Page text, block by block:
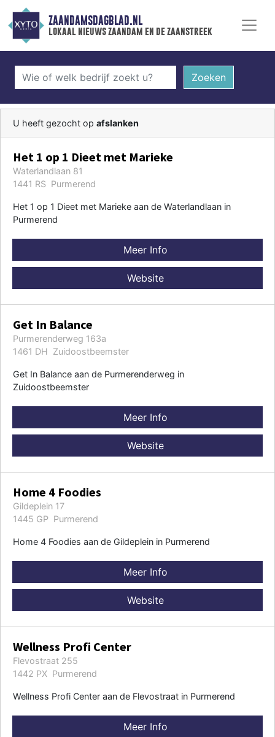
ZAANDAMSDAGBLAD.NL
lokaal nieuws zaandam en de zaanstreek
Zoeken
U heeft gezocht op afslanken
Het 1 op 1 Dieet met Marieke
Waterlandlaan 81
1441 RS Purmerend
Het 1 op 1 Dieet met Marieke aan de Waterlandlaan in
Purmerend
Meer Info
Website
Get In Balance
Purmerenderweg 163a
1461 DH Zuidoostbeemster
Get In Balance aan de Purmerenderweg in
Zuidoostbeemster
Meer Info
Website
Home 4 Foodies
Gildeplein 17
1445 GP Purmerend
Home 4 Foodies aan de Gildeplein in Purmerend
Meer Info
Website
Wellness Profi Center
Flevostraat 255
1442 PX Purmerend
Wellness Profi Center aan de Flevostraat in Purmerend
Meer Info